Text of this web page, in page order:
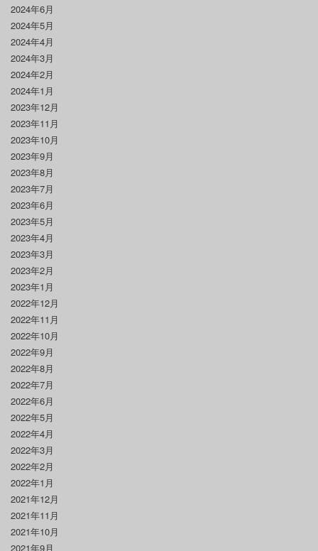
2024年6月
2024年5月
2024年4月
2024年3月
2024年2月
2024年1月
2023年12月
2023年11月
2023年10月
2023年9月
2023年8月
2023年7月
2023年6月
2023年5月
2023年4月
2023年3月
2023年2月
2023年1月
2022年12月
2022年11月
2022年10月
2022年9月
2022年8月
2022年7月
2022年6月
2022年5月
2022年4月
2022年3月
2022年2月
2022年1月
2021年12月
2021年11月
2021年10月
2021年9月